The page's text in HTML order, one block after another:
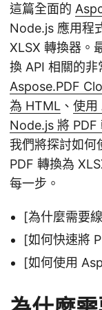
這篇全面的
Node.js 應用程
XLSX 轉換器。
換 API 相關的
Aspose.PDF
為 HTML 、 使用
Node.js 將 PDF
我們將探討如
PDF 轉換為
每一步。
[為什麼需要
[如何快速將
[如何使用